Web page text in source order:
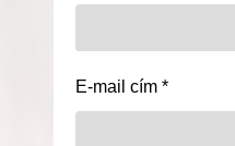
E-mail cím *